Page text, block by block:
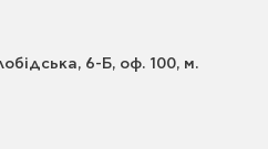
6-Б, оф. 100, м.